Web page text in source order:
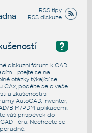
RSS tipy
RSS diskuze
?
diskuzní fórum k CAD
- ptejte se na
otázky týkající se
CAx, podělte se o vaše
a zkušenosti s
AutoCAD, Inventor,
BIM/PDM aplikacemi.
váš příspěvek do
CAD Fóru. Nechcete se
.